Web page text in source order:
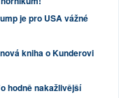
je pro USA vážné
kniha o Kunderovi
hodně nakažlivější